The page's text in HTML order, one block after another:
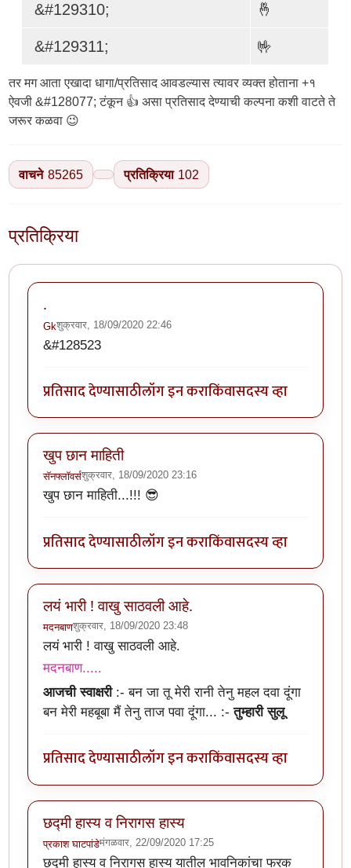
&#129310; 🤞
&#129311; 🤟
तर मग आता एखादा धागा/प्रतिसाद आवडल्यास त्यावर व्यक्त होताना +१
ऐवजी &#128077; टंकून 👍 असा प्रतिसाद देण्याची कल्पना कशी वाटते ते
जरूर कळवा 😉
वाचने 85265 प्रतिक्रिया 102
प्रतिक्रिया
.
Gkशुक्रवार, 18/09/2020 22:46
&#128523
प्रतिसाद देण्यासाठीलॉग इन कराकिंवासदस्य व्हा
खुप छान माहिती
सॅनफ्लॉवर्सशुक्रवार, 18/09/2020 23:16
खुप छान माहिती...!!! 😎
प्रतिसाद देण्यासाठीलॉग इन कराकिंवासदस्य व्हा
लयं भारी ! वाखु साठवली आहे.
मदनबाणशुक्रवार, 18/09/2020 23:48
लयं भारी ! वाखु साठवली आहे.
मदनबाण.....
आजची स्वाक्षरी:-बन जा तू मेरी रानी तेनु महल दवा दूंगा
बन मेरी महबूबा मैं तेनु ताज पवा दूंगा... :-तुम्हारी सुलू
प्रतिसाद देण्यासाठीलॉग इन कराकिंवासदस्य व्हा
छद्मी हास्य व निरागस हास्य
प्रकाश घाटपांडेमंगळवार, 22/09/2020 17:25
छद्मी हास्य व निरागस हास्य यातील भावनिकांचा फरक